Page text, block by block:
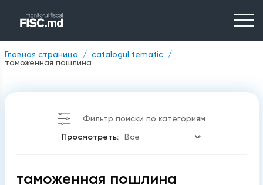
Главная страница
catalogul tematic
таможенная пошлина
Фильтр поиски по категориям
Просмотреть:
таможенная пошлина